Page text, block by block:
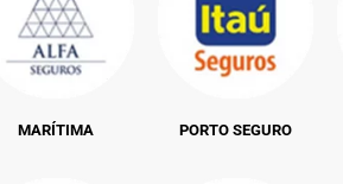
MARÍTIMA PORTO SEGURO